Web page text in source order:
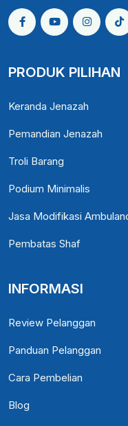
PRODUK PILIHAN
Keranda Jenazah
Pemandian Jenazah
Troli Barang
Podium Minimalis
Jasa Modifikasi
Pembatas Shaf
INFORMASI
Review Pelanggan
Panduan Pelanggan
Cara Pembelian
Blog